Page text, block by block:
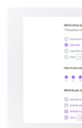
약속 예약의 용
서비스 정보의
소통의 적시성.